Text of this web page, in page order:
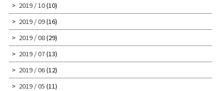
2019 / 10(10)
2019 / 09(16)
2019 / 08(29)
2019 / 07(13)
2019 / 06(12)
2019 / 05 (11)